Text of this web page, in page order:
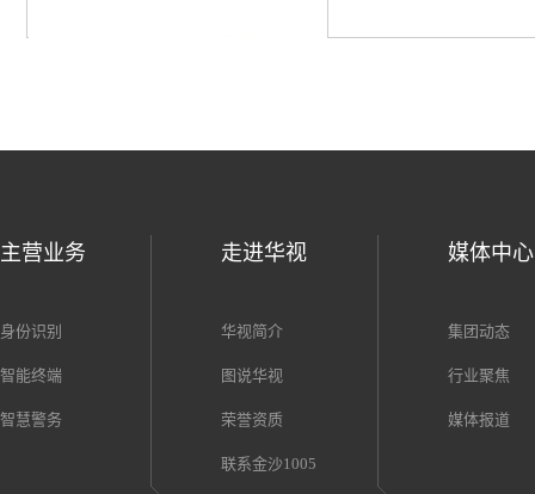
主营业务
身份识别
智能终端
智慧警务
走进华视
华视简介
图说华视
荣誉资质
联系金沙1005
媒体中心
集团动态
行业聚焦
媒体报道